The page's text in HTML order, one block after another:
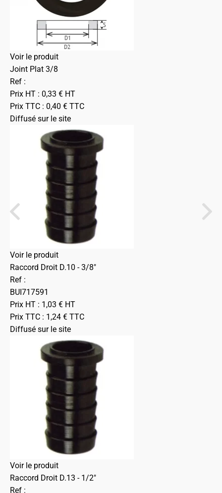
Voir le produit
Joint Plat 3/8
Ref :
Prix HT : 0,33 € HT
Prix TTC : 0,40 € TTC
Diffusé sur le site
Voir le produit
Raccord Droit D.10 - 3/8"
Ref :
BUI717591
Prix HT : 1,03 € HT
Prix TTC : 1,24 € TTC
Diffusé sur le site
Voir le produit
Raccord Droit D.13 - 1/2"
Ref :